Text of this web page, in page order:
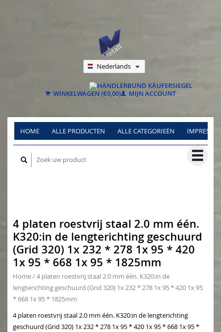
Nederlands
Français
WINKELWAGEN (€0,00) MIJN ACCOUNT
HOME ALLE PRODUCTEN ALLE CATEGORIEËN
4 platen roestvrij staal 2.0 mm één.
K320:in de lengterichting geschuurd
(Grid 320) 1x 232 * 278 1x 95 * 420
1x 95 * 668 1x 95 * 1825mm
Home/4 platen roestvrij staal 2.0 mm één. K320:in de
lengterichting geschuurd (Grid 320) 1x 232 * 278 1x 95 * 420 1x 95
* 668 1x 95 * 1825mm
4 platen roestvrij staal 2.0 mm één. K320:in de lengterichting
geschuurd (Grid 320) 1x 232 * 278 1x 95 * 420 1x 95 * 668 1x 95 *